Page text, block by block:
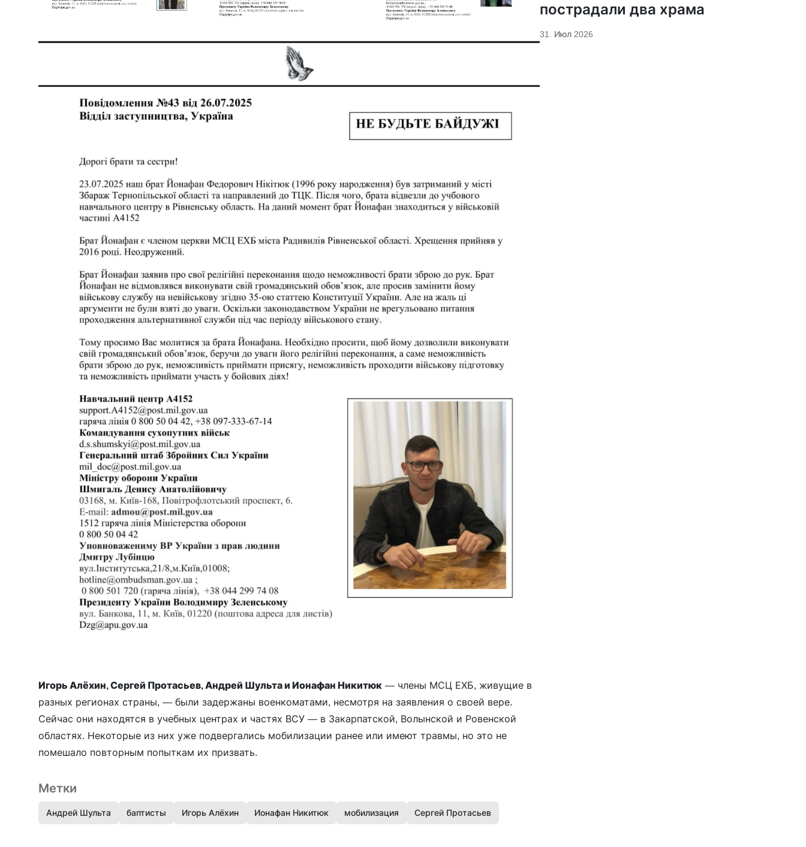
Игорь Алёхин, Сергей Протасьев, Андрей Шульта и Ионафан Никитюк — члены МСЦ ЕХБ, живущие в
разных регионах страны, — были задержаны военкоматами, несмотря на заявления о своей вере.
Сейчас они находятся в учебных центрах и частях ВСУ — в Закарпатской, Волынской и Ровенской
областях. Некоторые из них уже подвергались мобилизации ранее или имеют травмы, но это не
помешало повторным попыткам их призвать.
Метки
Андрей Шульта баптисты Игорь Алёхин Ионафан Никитюк мобилизация Сергей Протасьев
пострадали два храма
31. Июл 2026